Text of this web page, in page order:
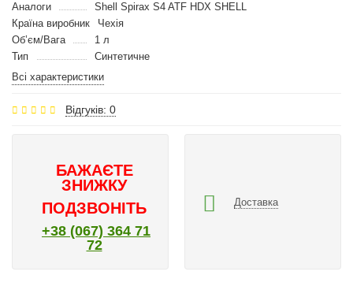
Аналоги
Shell Spirax S4 ATF HDX SHELL
Країна виробник
Чехія
Об’єм/Вага
1 л
Тип
Синтетичне
Всі характеристики
Відгуків: 0
БАЖАЄТЕ
ЗНИЖКУ
ПОДЗВОНІТЬ
+38 (067) 364 71
72
Доставка